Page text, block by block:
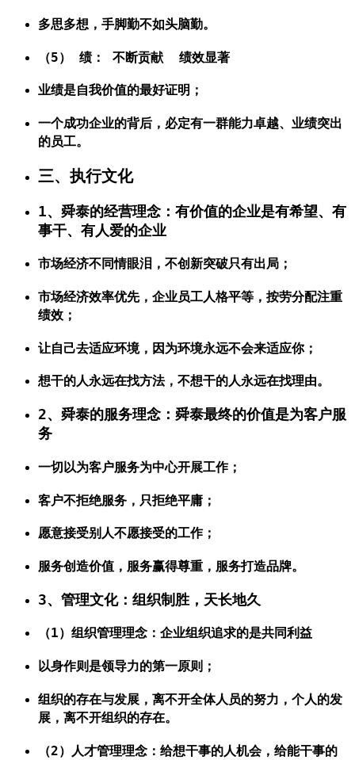
多思多想，手脚勤不如头脑勤。
（5） 绩： 不断贡献 绩效显著
业绩是自我价值的最好证明；
一个成功企业的背后，必定有一群能力卓越、业绩突出
的员工。
三、执行文化
1、舜泰的经营理念：有价值的企业是有希望、有
事干、有人爱的企业
市场经济不同情眼泪，不创新突破只有出局；
市场经济效率优先，企业员工人格平等，按劳分配注重
绩效；
让自己去适应环境，因为环境永远不会来适应你；
想干的人永远在找方法，不想干的人永远在找理由。
2、舜泰的服务理念：舜泰最终的价值是为客户服
务
一切以为客户服务为中心开展工作；
客户不拒绝服务，只拒绝平庸；
愿意接受别人不愿接受的工作；
服务创造价值，服务赢得尊重，服务打造品牌。
3、管理文化：组织制胜，天长地久
（1）组织管理理念：企业组织追求的是共同利益
以身作则是领导力的第一原则；
组织的存在与发展，离不开全体人员的努力，个人的发
展，离不开组织的存在。
（2）人才管理理念：给想干事的人机会，给能干事的